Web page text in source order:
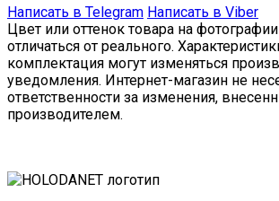
Написать в Telegram Написать в Viber
Цвет или оттенок товара на
отличаться от реального.
комплектация могут изменяться
уведомления. Интернет-магазин не
ответственности за изменения,
производителем.